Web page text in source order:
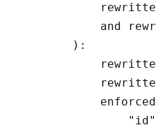
and
        ):